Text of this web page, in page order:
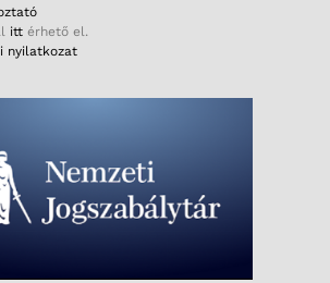
itt érhető el.
nyilatkozat